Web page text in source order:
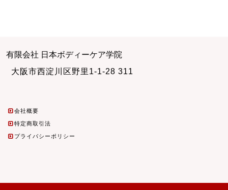
有限会社 日本ボディーケア学院
大阪市西淀川区野里1-1-28 311
会社概要
特定商取引法
プライバシーポリシー